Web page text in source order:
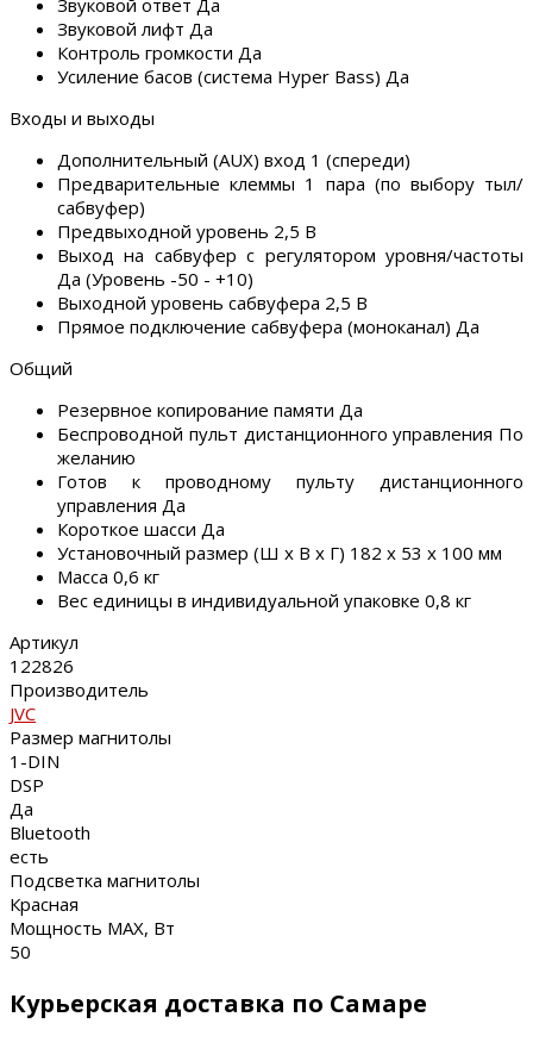
Звуковой ответ Да
Звуковой лифт Да
Контроль громкости Да
Усиление басов (система Hyper Bass) Да
Входы и выходы
Дополнительный (AUX) вход 1 (спереди)
Предварительные клеммы 1 пара (по выбору тыл/
сабвуфер)
Предвыходной уровень 2,5 В
Выход на сабвуфер с регулятором уровня/частоты
Да (Уровень -50 - +10)
Выходной уровень сабвуфера 2,5 В
Прямое подключение сабвуфера (моноканал) Да
Общий
Резервное копирование памяти Да
Беспроводной пульт дистанционного управления По
желанию
Готов к проводному пульту дистанционного
управления Да
Короткое шасси Да
Установочный размер (Ш x В x Г) 182 х 53 х 100 мм
Масса 0,6 кг
Вес единицы в индивидуальной упаковке 0,8 кг
Артикул
122826
Производитель
JVC
Размер магнитолы
1-DIN
DSP
Да
Bluetooth
есть
Подсветка магнитолы
Красная
Мощность MAX, Вт
50
Курьерская доставка по Самаре